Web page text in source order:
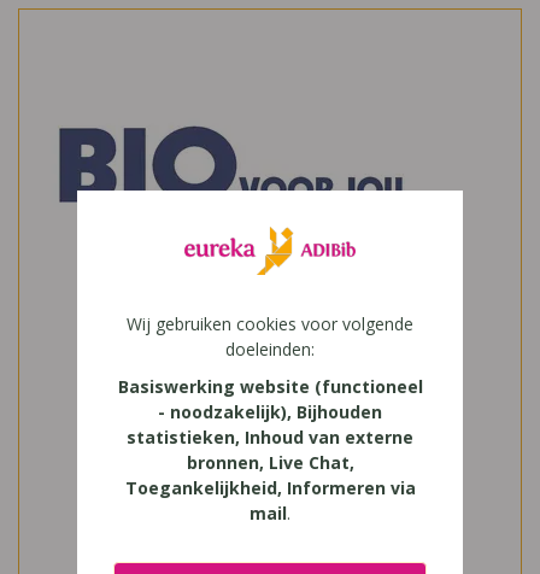
Wij gebruiken cookies voor volgende
doeleinden:
Basiswerking website (functioneel
- noodzakelijk), Bijhouden
statistieken, Inhoud van externe
bronnen, Live Chat,
Toegankelijkheid, Informeren via
mail.